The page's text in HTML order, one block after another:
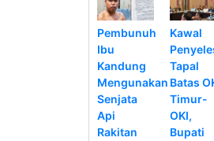
Pembunuh
Ibu
Kandung
Mengunakan
Senjata
Api
Rakitan
Kawal
Tapal
Batas
Timur-
OKI,
Bupati